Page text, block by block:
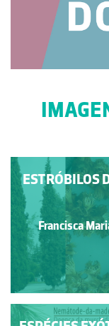
ESTRÓBILOS
Francisca